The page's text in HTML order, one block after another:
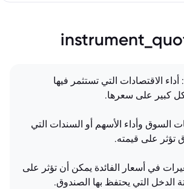
أداء الاقتصادات التي تستثمر فيها
كبير على سعرها.
السوق وأداء الأسهم أو السندات التي
تؤثر على قيمته.
في أسعار الفائدة يمكن أن تؤثر على
الدخل التي يحتفظ بها الصندوق.